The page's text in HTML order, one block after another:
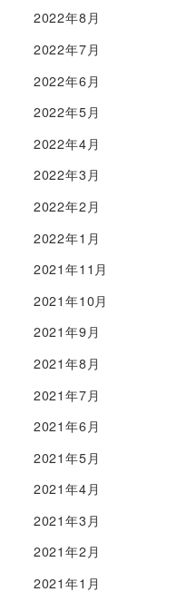
2022年8月
2022年7月
2022年6月
2022年5月
2022年4月
2022年3月
2022年2月
2022年1月
2021年11月
2021年10月
2021年9月
2021年8月
2021年7月
2021年6月
2021年5月
2021年4月
2021年3月
2021年2月
2021年1月